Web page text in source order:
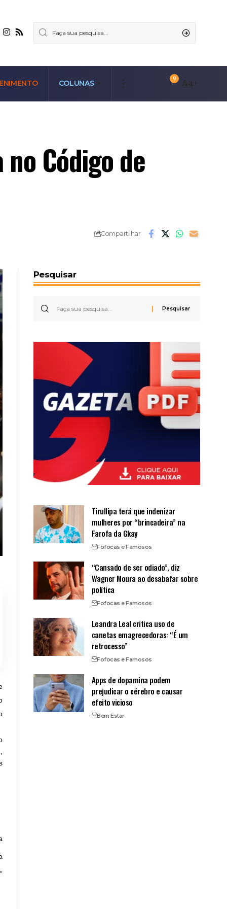
COLUNAS
9 Aa
Código de
Compartilhar
Pesquisar
Tirullipa terá que indenizar
mulheres por “brincadeira” na
Farofa da Gkay
Fofocas e Famosos
“Cansado de ser odiado”, diz
Wagner Moura ao desabafar sobre
política
Fofocas e Famosos
Leandra Leal critica uso de
canetas emagrecedoras: “É um
retrocesso”
Fofocas e Famosos
Apps de dopamina podem
prejudicar o cérebro e causar
efeito vicioso
Bem Estar